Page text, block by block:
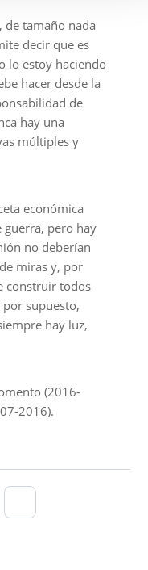
de tamaño nada
decir que es
lo estoy haciendo
hacer desde la
de
hay una
múltiples y
económica
guerra, pero hay
no deberían
miras y, por
construir todos
supuesto,
hay luz,
(2016-
2016).